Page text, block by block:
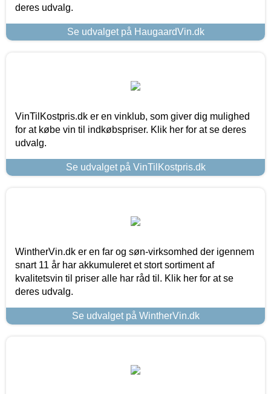
deres udvalg.
Se udvalget på HaugaardVin.dk
VinTilKostpris.dk er en vinklub, som giver dig mulighed
for at købe vin til indkøbspriser. Klik her for at se deres
udvalg.
Se udvalget på VinTilKostpris.dk
WintherVin.dk er en far og søn-virksomhed der igennem
snart 11 år har akkumuleret et stort sortiment af
kvalitetsvin til priser alle har råd til. Klik her for at se
deres udvalg.
Se udvalget på WintherVin.dk